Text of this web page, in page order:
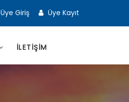
Üye Giriş Üye Kayıt
İLETİŞİM